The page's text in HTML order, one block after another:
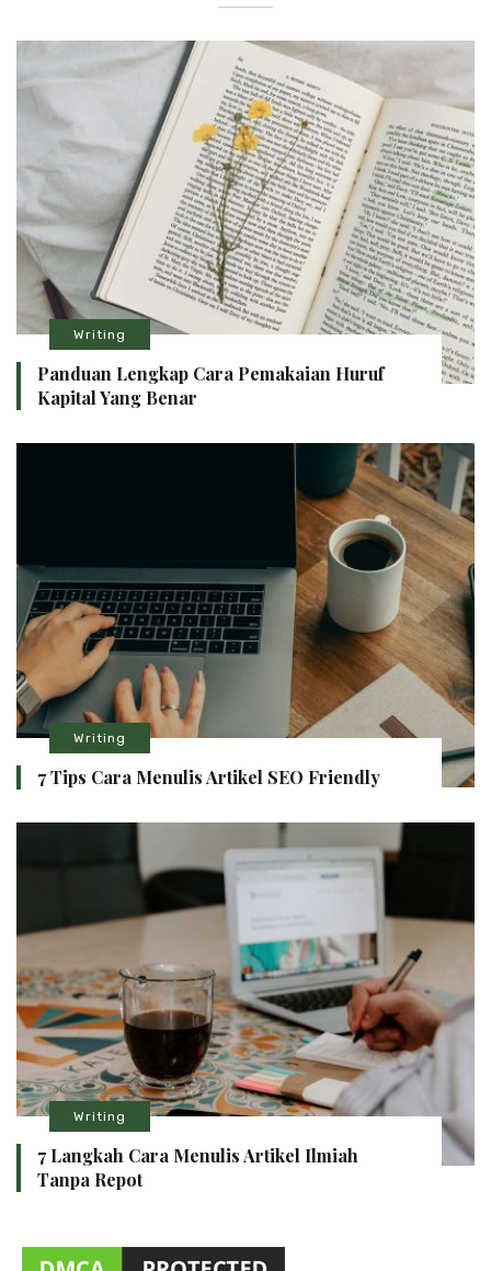
Writing
Panduan Lengkap Cara Pemakaian Huruf
Kapital Yang Benar
Writing
7 Tips Cara Menulis Artikel SEO Friendly
Writing
7 Langkah Cara Menulis Artikel Ilmiah
Tanpa Repot